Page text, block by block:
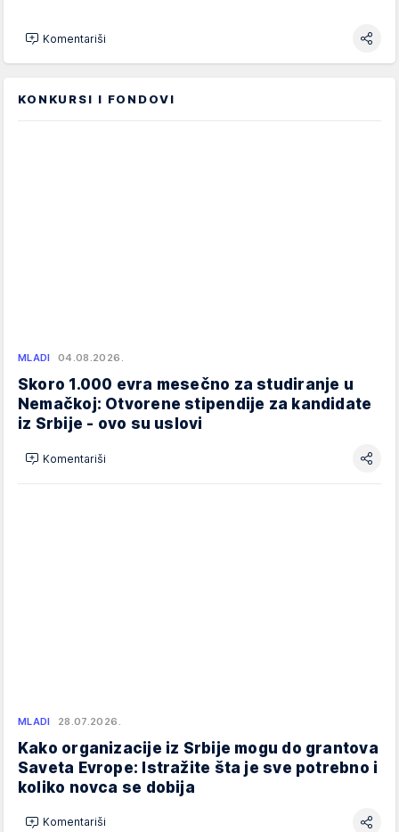
Komentariši
KONKURSI I FONDOVI
MLADI 04.08.2026.
Skoro 1.000 evra mesečno za studiranje u
Nemačkoj: Otvorene stipendije za kandidate
iz Srbije - ovo su uslovi
Komentariši
MLADI 28.07.2026.
Kako organizacije iz Srbije mogu do grantova
Saveta Evrope: Istražite šta je sve potrebno i
koliko novca se dobija
Komentariši